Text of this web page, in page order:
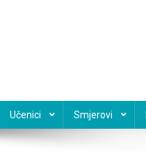
Učenici Smjerovi